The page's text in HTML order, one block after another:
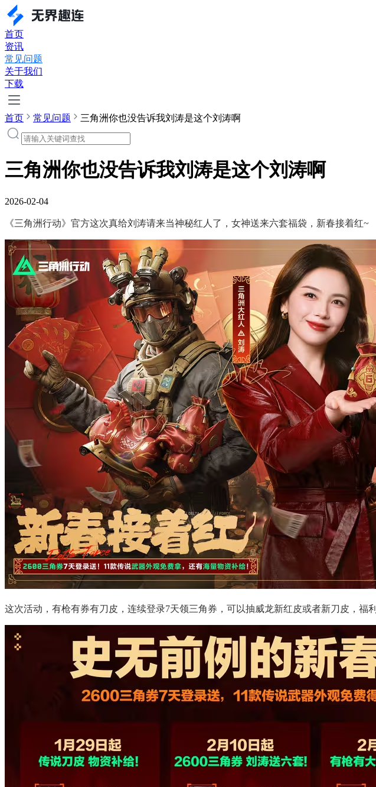
首页
资讯
常见问题
关于我们
下载
首页 常见问题 三角洲你也没告诉我刘涛是这个刘涛啊
三角洲你也没告诉我刘涛是这个刘涛啊
2026-02-04
《三角洲行动》官方这次真给刘涛请来当神秘红人了，女神送来六套福袋，新春接着红~
这次活动，有枪有券有刀皮，连续登录7天领三角券，可以抽威龙新红皮或者新刀皮，福